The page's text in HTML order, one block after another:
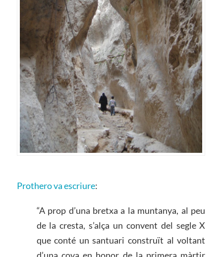
Prothero va escriure:
“A prop d’una bretxa a la muntanya, al peu
de la cresta, s’alça un convent del segle X
que conté un santuari construït al voltant